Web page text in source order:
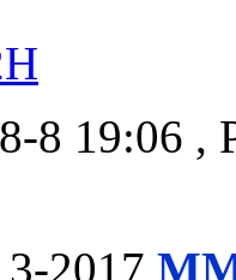
8 19:06 ,
2017